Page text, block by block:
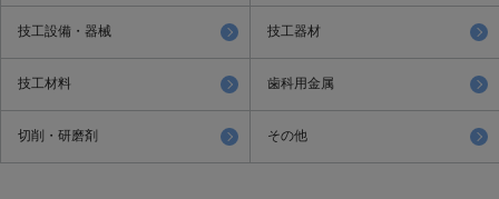
技工設備・器械 技工器材
技工材料 歯科用金属
切削・研磨剤 その他